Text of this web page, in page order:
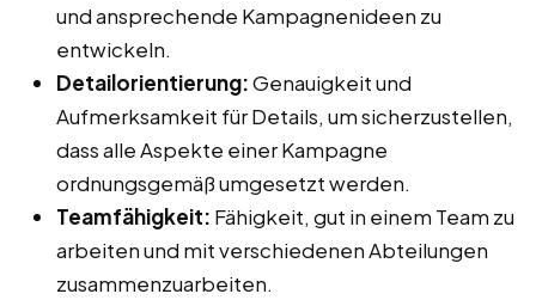
und ansprechende Kampagnenideen zu
entwickeln.
Detailorientierung:Genauigkeit und
Aufmerksamkeit für Details, um sicherzustellen,
dass alle Aspekte einer Kampagne
ordnungsgemäß umgesetzt werden.
Teamfähigkeit: Fähigkeit, gut in einem Team zu
arbeiten und mit verschiedenen Abteilungen
zusammenzuarbeiten.